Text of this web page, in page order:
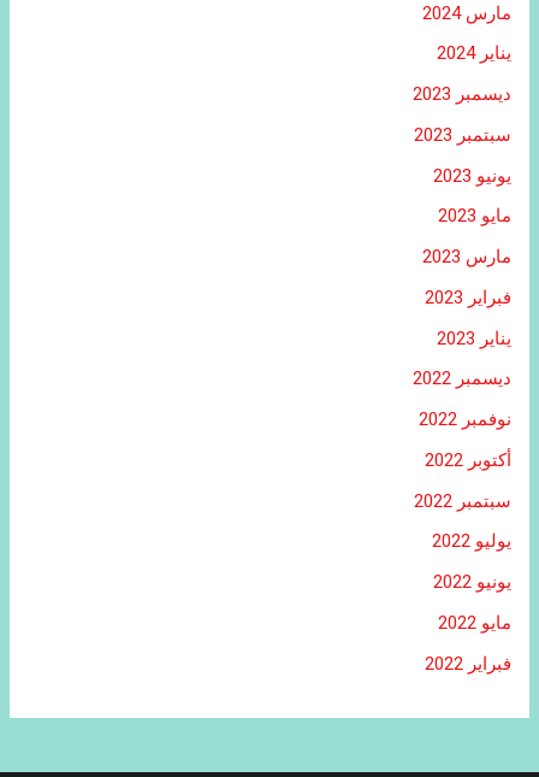
مارس 2024
يناير 2024
ديسمبر 2023
سبتمبر 2023
يونيو 2023
مايو 2023
مارس 2023
فبراير 2023
يناير 2023
ديسمبر 2022
نوفمبر 2022
أكتوبر 2022
سبتمبر 2022
يوليو 2022
يونيو 2022
مايو 2022
فبراير 2022